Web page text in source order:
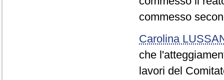
commesso
Carolina
che
lavori del